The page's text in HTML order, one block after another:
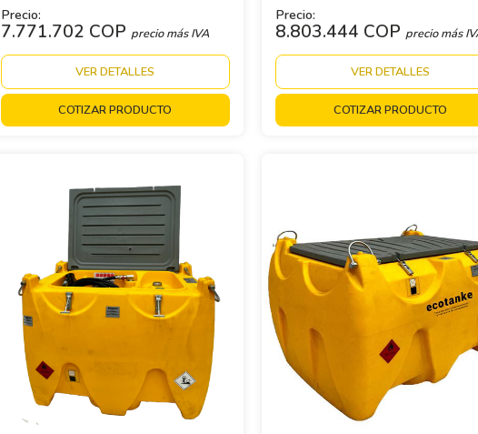
Precio:
7.771.702 COP precio más IVA
VER DETALLES
COTIZAR PRODUCTO
Precio:
8.803.444 COPprecio más
VER DETALLES
COTIZAR PRODUCTO